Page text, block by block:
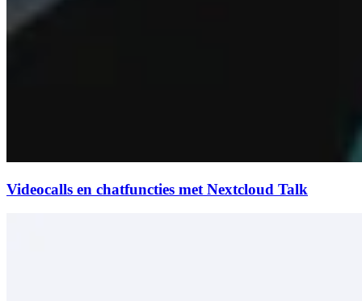
Videocalls en chatfuncties met Nextcloud Talk